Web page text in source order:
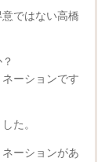
ではない高橋
ーションです
た。
ーションがあ